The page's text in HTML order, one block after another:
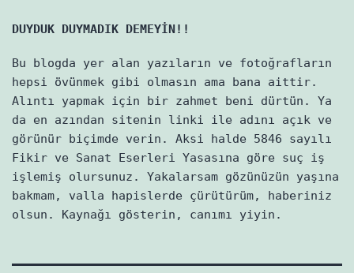
DUYDUK DUYMADIK DEMEYİN!!
Bu blogda yer alan yazıların ve fotoğrafların
hepsi övünmek gibi olmasın ama bana aittir.
Alıntı yapmak için bir zahmet beni dürtün. Ya
da en azından sitenin linki ile adını açık ve
görünür biçimde verin. Aksi halde 5846 sayılı
Fikir ve Sanat Eserleri Yasasına göre suç iş
işlemiş olursunuz. Yakalarsam gözünüzün yaşına
bakmam, valla hapislerde çürütürüm, haberiniz
olsun. Kaynağı gösterin, canımı yiyin.